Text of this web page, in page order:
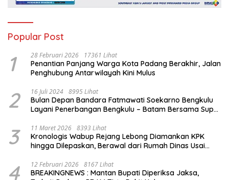
Popular Post
1 28 Februari 2026 17361 Lihat
Penantian Panjang Warga Kota Padang Berakhir, Jalan
Penghubung Antarwilayah Kini Mulus
2 16 Juli 2024 8995 Lihat
Bulan Depan Bandara Fatmawati Soekarno Bengkulu
Layani Penerbangan Bengkulu – Batam Bersama Super
3 11 Maret 2026 8393 Lihat
Kronologis Wabup Rejang Lebong Diamankan KPK
hingga Dilepaskan, Berawal dari Rumah Dinas Usai
4 12 Februari 2026 8167 Lihat
BREAKINGNEWS : Mantan Bupati Diperiksa Jaksa,